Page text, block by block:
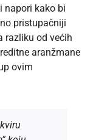
napori kako bi
pristupačniji
razliku od većih
aranžmane
ovim